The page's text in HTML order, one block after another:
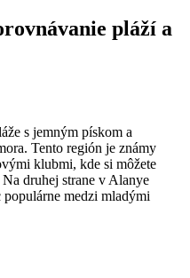
pláží a
s jemným pískom a
Tento región je známy
klubmi, kde si môžete
druhej strane v Alanye
populárne medzi mladými